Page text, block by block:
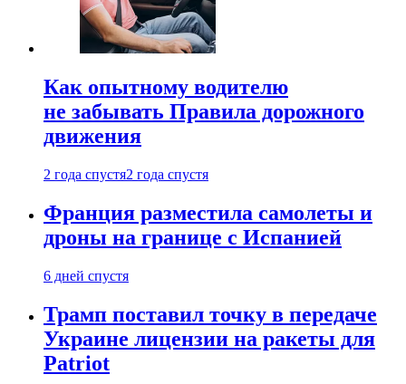
Как опытному водителю
не забывать Правила дорожного
движения
2 года спустя2 года спустя
Франция разместила самолеты и
дроны на границе с Испанией
6 дней спустя
Трамп поставил точку в передаче
Украине лицензии на ракеты для
Patriot